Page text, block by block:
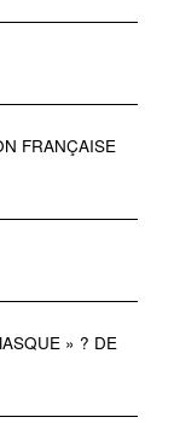
FRANÇAISE
» ? DE